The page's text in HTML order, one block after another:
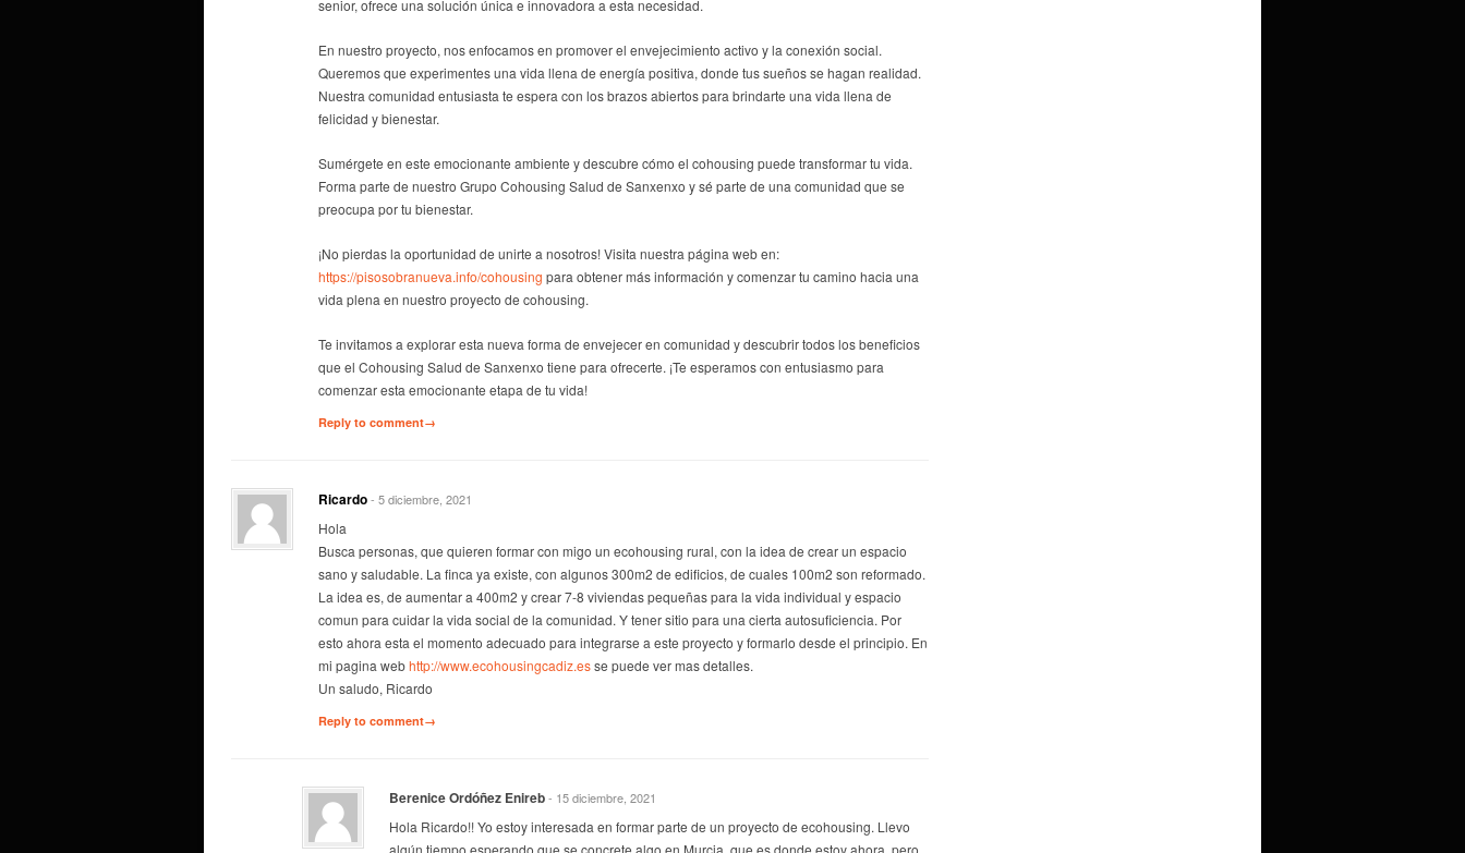
senior, ofrece una solución única e innovadora a esta necesidad.
En nuestro proyecto, nos enfocamos en promover el envejecimiento activo y la conexión social.
Queremos que experimentes una vida llena de energía positiva, donde tus sueños se hagan realidad.
Nuestra comunidad entusiasta te espera con los brazos abiertos para brindarte una vida llena de
felicidad y bienestar.
Sumérgete en este emocionante ambiente y descubre cómo el cohousing puede transformar tu vida.
Forma parte de nuestro Grupo Cohousing Salud de Sanxenxo y sé parte de una comunidad que se
preocupa por tu bienestar.
¡No pierdas la oportunidad de unirte a nosotros! Visita nuestra página web en:
https://pisosobranueva.info/cohousing para obtener más información y comenzar tu camino hacia una
vida plena en nuestro proyecto de cohousing.
Te invitamos a explorar esta nueva forma de envejecer en comunidad y descubrir todos los beneficios
que el Cohousing Salud de Sanxenxo tiene para ofrecerte. ¡Te esperamos con entusiasmo para
comenzar esta emocionante etapa de tu vida!
Reply to comment→
Ricardo- 5 diciembre, 2021
Hola
Busca personas, que quieren formar con migo un ecohousing rural, con la idea de crear un espacio
sano y saludable. La finca ya existe, con algunos 300m2 de edificios, de cuales 100m2 son reformado.
La idea es, de aumentar a 400m2 y crear 7-8 viviendas pequeñas para la vida individual y espacio
comun para cuidar la vida social de la comunidad. Y tener sitio para una cierta autosuficiencia. Por
esto ahora esta el momento adecuado para integrarse a este proyecto y formarlo desde el principio. En
mi pagina webhttp://www.ecohousingcadiz.esse puede ver mas detalles.
Un saludo, Ricardo
Reply to comment→
Berenice Ordóñez Enireb- 15 diciembre, 2021
Hola Ricardo!! Yo estoy interesada en formar parte de un proyecto de ecohousing. Llevo
algún tiempo esperando que se concrete algo en Murcia, que es donde estoy ahora, pero